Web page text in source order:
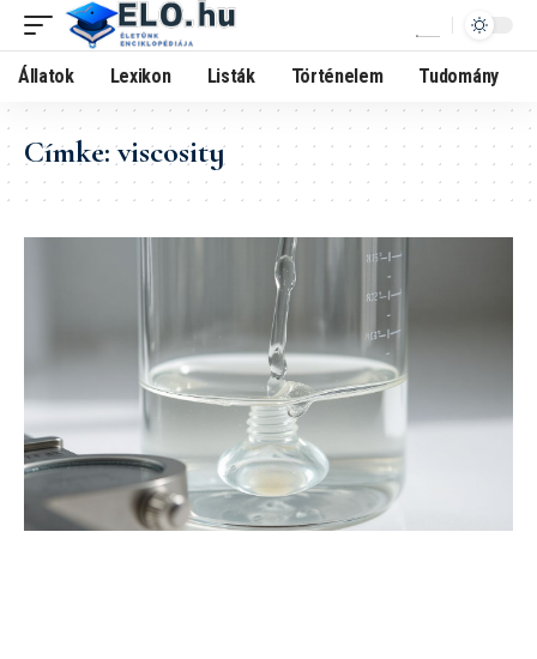
Állatok Lexikon Listák Történelem Tudomány
Címke:viscosity